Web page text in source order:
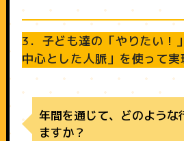
3．子ども達の「やりたい！
中心とした人脈」を使って実
年間を通じて、どのような
ますか？